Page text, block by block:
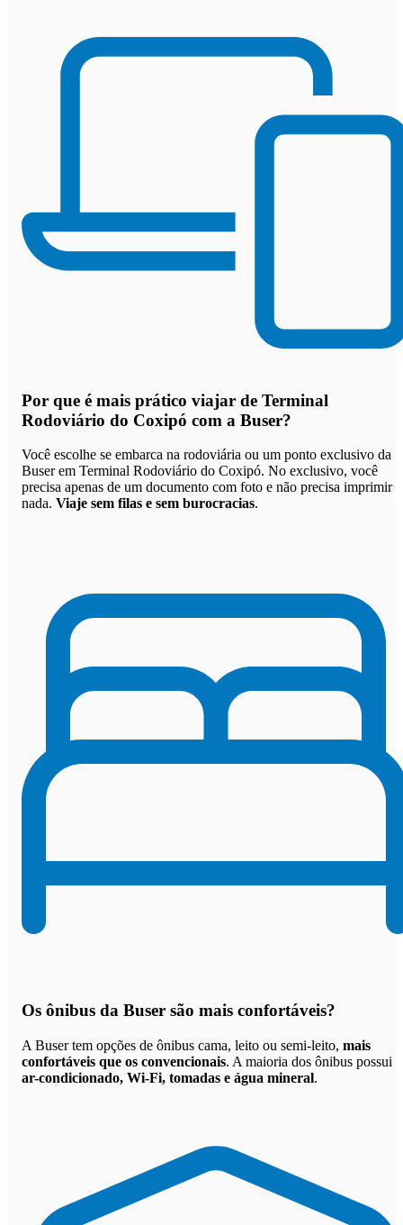
Por que é mais prático viajar de Terminal
Rodoviário do Coxipó com a Buser?
Você escolhe se embarca na rodoviária ou um ponto exclusivo da
Buser em Terminal Rodoviário do Coxipó. No exclusivo, você
precisa apenas de um documento com foto e não precisa imprimir
nada. Viaje sem filas e sem burocracias.
Os ônibus da Buser são mais confortáveis?
A Buser tem opções de ônibus cama, leito ou semi-leito, mais
confortáveis que os convencionais. A maioria dos ônibus possui
ar-condicionado, Wi-Fi, tomadas e água mineral.